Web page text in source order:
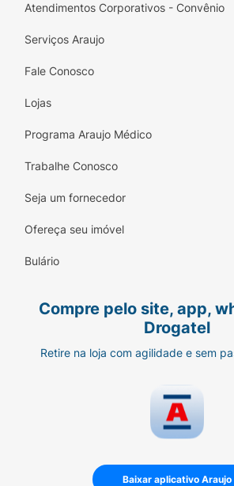
Atendimentos Corporativos - Convênio
Serviços Araujo
Fale Conosco
Lojas
Programa Araujo Médico
Trabalhe Conosco
Seja um fornecedor
Ofereça seu imóvel
Bulário
Compre pelo site, app,
Drogatel
Retire na loja com agilidade e sem
Baixar aplicativo Araujo